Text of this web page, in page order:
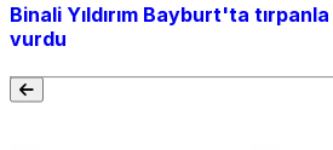
Binali Yıldırım Bayburt'ta
vurdu